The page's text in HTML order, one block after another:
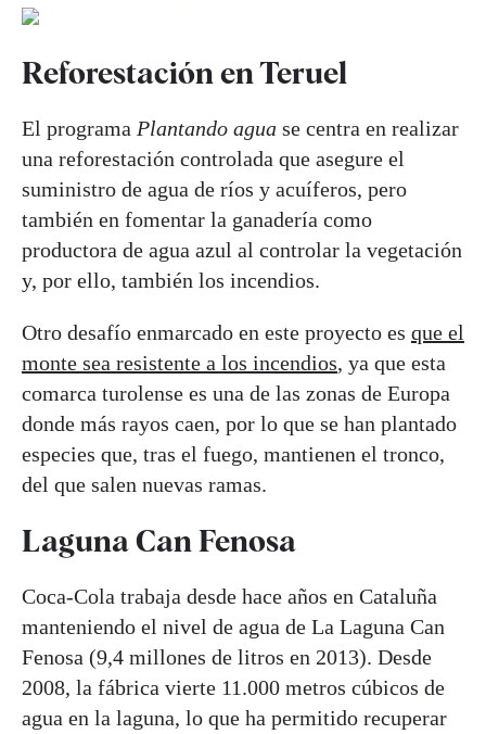
Reforestación en Teruel
El programa Plantando agua se centra en realizar
una reforestación controlada que asegure el
suministro de agua de ríos y acuíferos, pero
también en fomentar la ganadería como
productora de agua azul al controlar la vegetación
y, por ello, también los incendios.
Otro desafío enmarcado en este proyecto es que el
monte sea resistente a los incendios, ya que esta
comarca turolense es una de las zonas de Europa
donde más rayos caen, por lo que se han plantado
especies que, tras el fuego, mantienen el tronco,
del que salen nuevas ramas.
Laguna Can Fenosa
Coca-Cola trabaja desde hace años en Cataluña
manteniendo el nivel de agua de La Laguna Can
Fenosa (9,4 millones de litros en 2013). Desde
2008, la fábrica vierte 11.000 metros cúbicos de
agua en la laguna, lo que ha permitido recuperar